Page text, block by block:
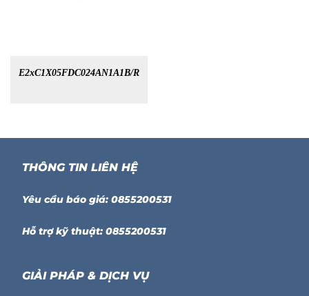
E2xC1X05FDC024AN1A1B/R
THÔNG TIN LIÊN HỆ
Yêu cầu báo giá: 0855200531
Hỗ trợ kỹ thuật: 0855200531
GIẢI PHÁP & DỊCH VỤ